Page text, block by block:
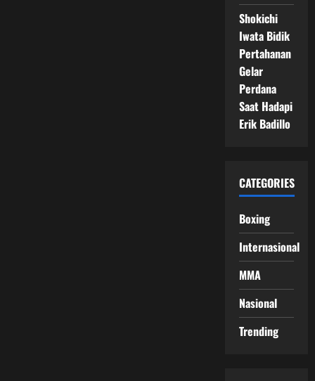
Shokichi
Iwata Bidik
Pertahanan
Gelar
Perdana
Saat Hadapi
Erik Badillo
CATEGORIES
Boxing
Internasional
MMA
Nasional
Trending